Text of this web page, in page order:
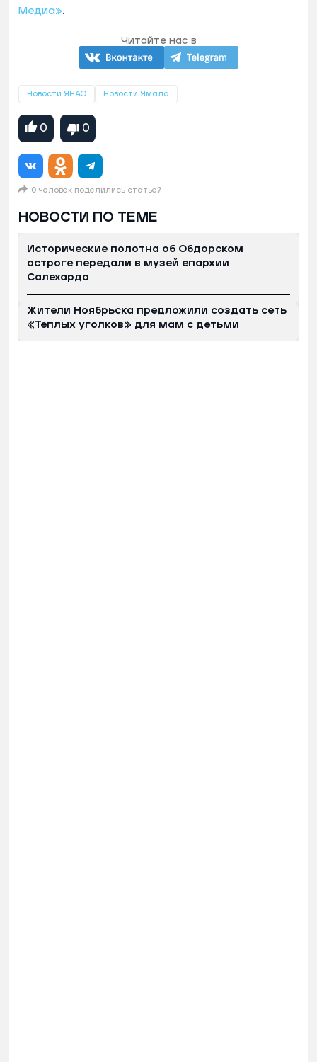
Медиа».
Читайте нас в
Новости ЯНАО Новости Ямала
0 0
0 человек поделились статьей
НОВОСТИ ПО ТЕМЕ
Исторические полотна об Обдорском
остроге передали в музей епархии
Салехарда
Жители Ноябрьска предложили создать сеть
«Теплых уголков» для мам с детьми